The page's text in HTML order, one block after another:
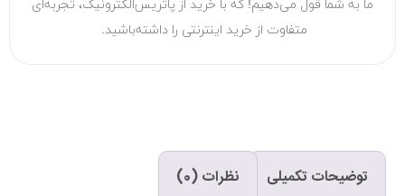
ما به شما قول می‌دهیم! که با خرید از پاتریس‌الکترونیک، تجربه‌ای
متفاوت از خرید اینترنتی را داشته‌باشید.
توضیحات تکمیلی نظرات (0)